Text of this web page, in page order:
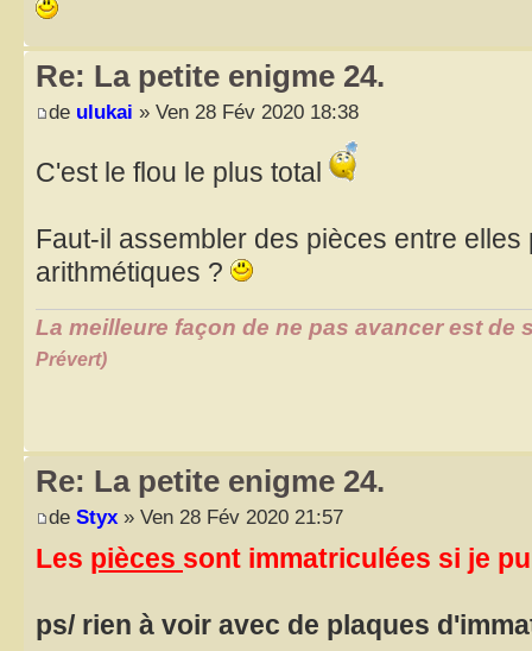
Re: La petite enigme 24.
de ulukai » Ven 28 Fév 2020 18:38
C'est le flou le plus total
Faut-il assembler des pièces entre
arithmétiques ?
La meilleure façon de ne pas avancer est de
Prévert)
Re: La petite enigme 24.
de Styx » Ven 28 Fév 2020 21:57
Les pièces sont immatriculées si je
ps/ rien à voir avec de plaques